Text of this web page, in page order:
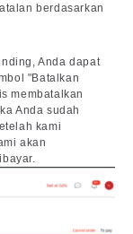
berdasarkan
Anda dapat
"Batalkan
membatalkan
Anda sudah
kami
akan